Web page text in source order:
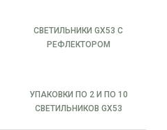
СВЕТИЛЬНИКИ GX53 С
РЕФЛЕКТОРОМ
УПАКОВКИ ПО 2 И ПО 10
СВЕТИЛЬНИКОВ GX53